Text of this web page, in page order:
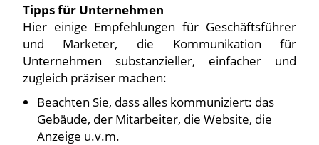
Tipps für Unternehmen
Hier einige Empfehlungen für Geschäftsführer
und Marketer, die Kommunikation für
Unternehmen substanzieller, einfacher und
zugleich präziser machen:
Beachten Sie, dass alles kommuniziert: das
Gebäude, der Mitarbeiter, die Website, die
Anzeige u.v.m.